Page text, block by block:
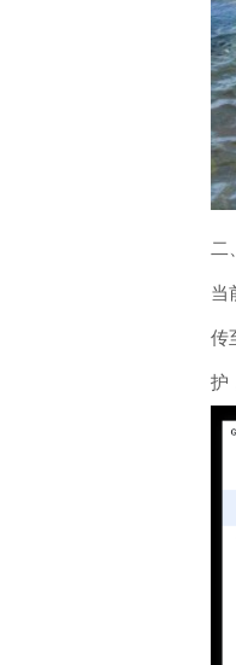
二
当
传
护